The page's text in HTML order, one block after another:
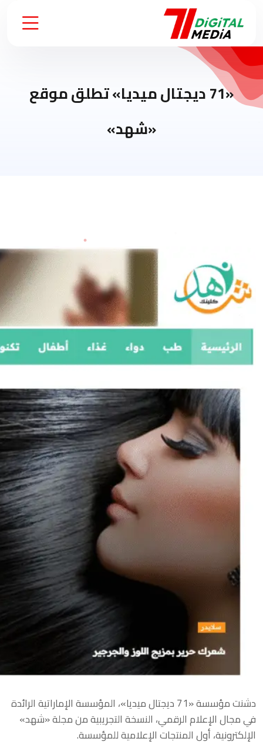
«71 ديجتال ميديا» تطلق موقع
«شهد»
دشنت مؤسسة «71 ديجتال ميديا»، المؤسسة الإماراتية الرائدة
في مجال الإعلام الرقمي، النسخة التجريبية من مجلة «شهد»
الإلكترونية، أول المنتجات الإعلامية للمؤسسة.